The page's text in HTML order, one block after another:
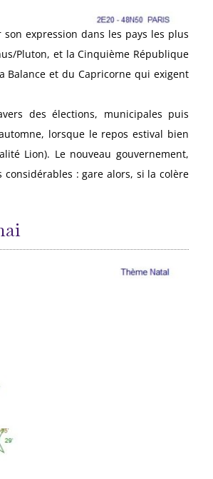
expression dans les pays les plus
Pluton, et la Cinquième République
Balance et du Capricorne qui exigent
des élections, municipales puis
lorsque le repos estival bien
Lion). Le nouveau gouvernement,
: gare alors, si la colère